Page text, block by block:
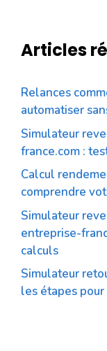
Articles
Relances
automatiser
Simulateur
france.com :
Calcul
comprendre
Simulateur
entreprise-
calculs
Simulateur
les étapes